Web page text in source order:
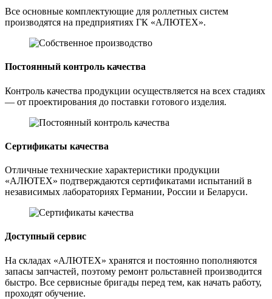
Все основные комплектующие для роллетных систем
производятся на предприятиях ГК «АЛЮТЕХ».
Постоянный контроль качества
Контроль качества продукции осуществляется на всех стадиях
— от проектирования до поставки готового изделия.
Сертификаты качества
Отличные технические характеристики продукции
«АЛЮТЕХ» подтверждаются сертификатами испытаний в
независимых лабораториях Германии, России и Беларуси.
Доступный сервис
На складах «АЛЮТЕХ» хранятся и постоянно пополняются
запасы запчастей, поэтому ремонт рольставней производится
быстро. Все сервисные бригады перед тем, как начать работу,
проходят обучение.